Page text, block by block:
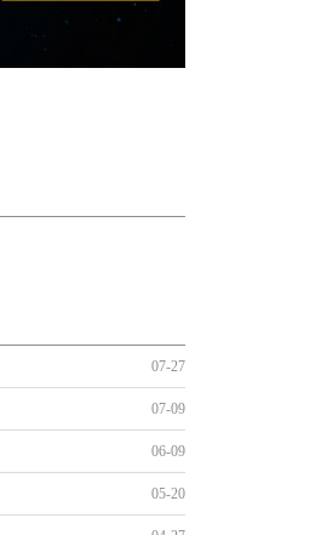
07-27
07-09
06-09
05-20